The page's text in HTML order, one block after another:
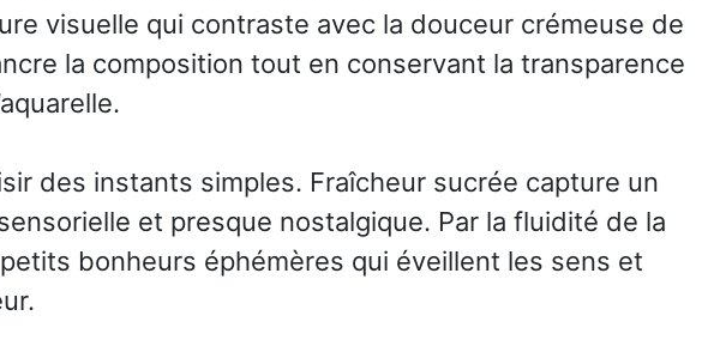
visuelle qui contraste avec la douceur crémeuse de
la composition tout en conservant la transparence
des instants simples. Fraîcheur sucrée capture un
et presque nostalgique. Par la fluidité de la
bonheurs éphémères qui éveillent les sens et